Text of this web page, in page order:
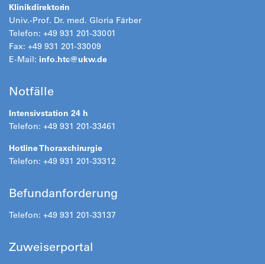
Klinikdirektorin
Univ.-Prof. Dr. med. Gloria Färber
Telefon: +49 931 201-33001
Fax: +49 931 201-33009
E-Mail: info.htc@ukw.de
Notfälle
Intensivstation 24 h
Telefon: +49 931 201-33461
Hotline Thoraxchirurgie
Telefon: +49 931 201-33312
Befundanforderung
Telefon: +49 931 201-33137
Zuweiserportal